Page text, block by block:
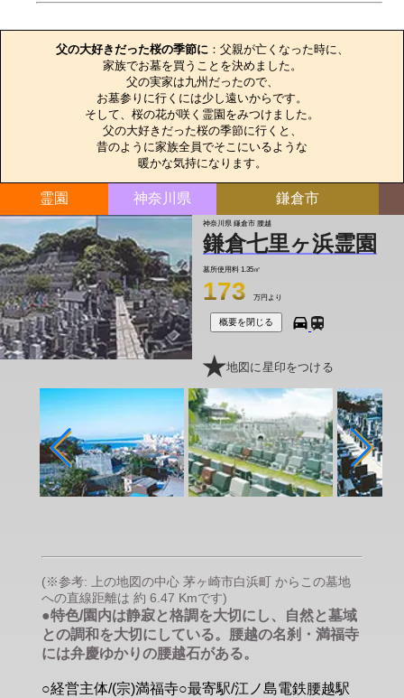
父の大好きだった桜の季節に：父親が亡くなった時に、
家族でお墓を買うことを決めました。
父の実家は九州だったので、
お墓参りに行くには少し遠いからです。
そして、桜の花が咲く霊園をみつけました。
父の大好きだった桜の季節に行くと、
昔のように家族全員でそこにいるような
暖かな気持になります。
霊園 神奈川県 鎌倉市
神奈川県 鎌倉市 腰越
鎌倉七里ヶ浜霊園
墓所使用料 1.35㎡
173 万円より
概要を閉じる
地図に星印をつける
(※参考: 上の地図の中心 茅ヶ崎市白浜町 からこの墓地
への直線距離は 約 6.47 Kmです)
●特色/園内は静寂と格調を大切にし、自然と墓域
との調和を大切にしている。腰越の名刹・満福寺
には弁慶ゆかりの腰越石がある。
○経営主体/(宗)満福寺○最寄駅/江ノ島電鉄腰越駅